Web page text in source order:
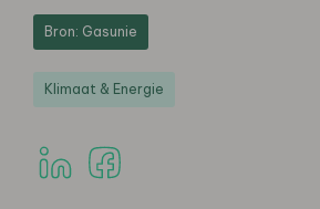
Bron: Gasunie
Klimaat & Energie